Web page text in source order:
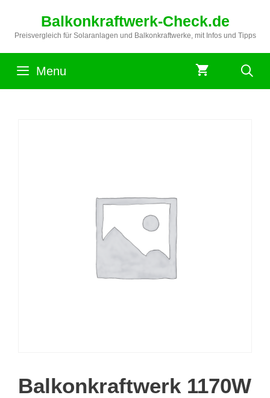
springen
Balkonkraftwerk-Check.de
Preisvergleich für Solaranlagen und Balkonkraftwerke, mit Infos und Tipps
Menu
Balkonkraftwerk 1170W